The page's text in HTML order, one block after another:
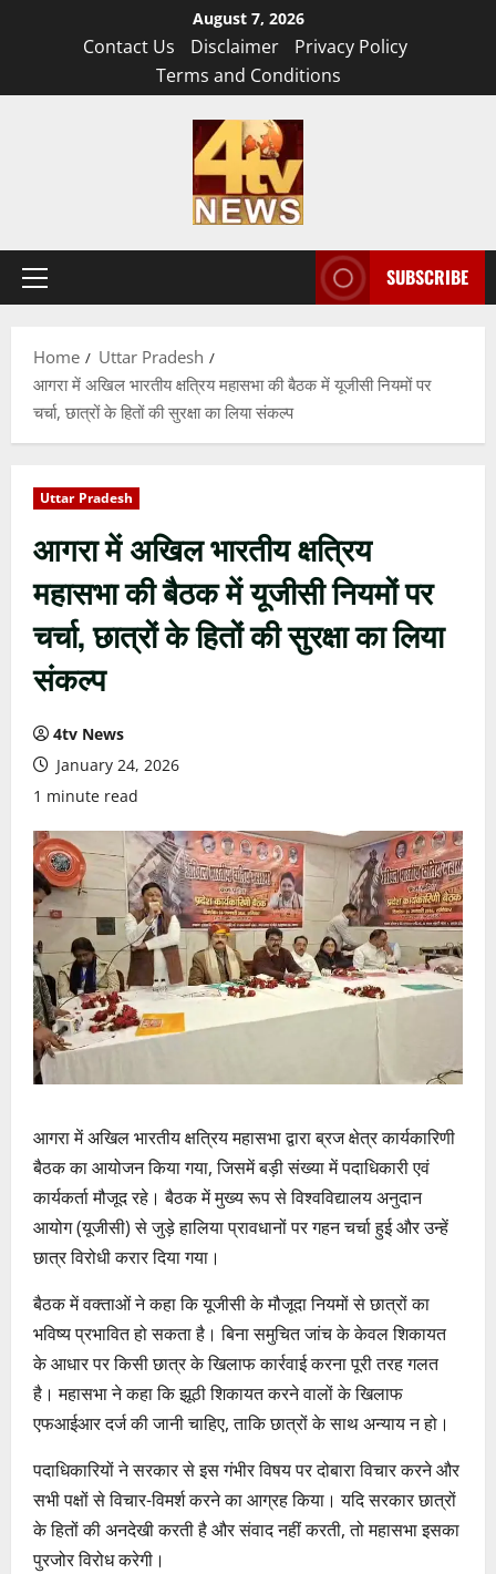
August 7, 2026
Contact Us Disclaimer
Privacy Policy
Terms and Conditions
Primary
SUBSCRIBE
Home
Uttar Pradesh
आगरा में अखिल भारतीय क्षत्रिय महासभा की बैठक में यूजीसी नियमों पर
चर्चा, छात्रों के हितों की सुरक्षा का लिया संकल्प
Uttar Pradesh
आगरा में अखिल भारतीय क्षत्रिय
महासभा की बैठक में यूजीसी नियमों पर
चर्चा, छात्रों के हितों की सुरक्षा का लिया
संकल्प
4tv News
January 24, 2026
1 minute read
आगरा में अखिल भारतीय क्षत्रिय महासभा द्वारा ब्रज क्षेत्र कार्यकारिणी
बैठक का आयोजन किया गया, जिसमें बड़ी संख्या में पदाधिकारी एवं
कार्यकर्ता मौजूद रहे। बैठक में मुख्य रूप से विश्वविद्यालय अनुदान
आयोग (यूजीसी) से जुड़े हालिया प्रावधानों पर गहन चर्चा हुई और उन्हें
छात्र विरोधी करार दिया गया।
बैठक में वक्ताओं ने कहा कि यूजीसी के मौजूदा नियमों से छात्रों का
भविष्य प्रभावित हो सकता है। बिना समुचित जांच के केवल शिकायत
के आधार पर किसी छात्र के खिलाफ कार्रवाई करना पूरी तरह गलत
है। महासभा ने कहा कि झूठी शिकायत करने वालों के खिलाफ
एफआईआर दर्ज की जानी चाहिए, ताकि छात्रों के साथ अन्याय न हो।
पदाधिकारियों ने सरकार से इस गंभीर विषय पर दोबारा विचार करने और
सभी पक्षों से विचार-विमर्श करने का आग्रह किया। यदि सरकार छात्रों
के हितों की अनदेखी करती है और संवाद नहीं करती, तो महासभा इसका
पुरजोर विरोध करेगी।